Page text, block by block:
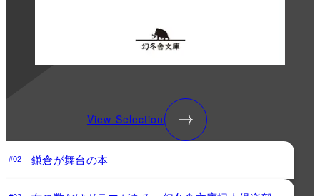
View Selection
#02 鎌倉が舞台の本